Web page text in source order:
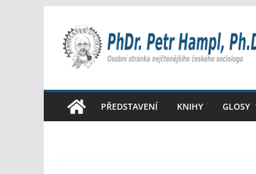
obsah
PŘEDSTAVENÍ KNIHY GLOSY